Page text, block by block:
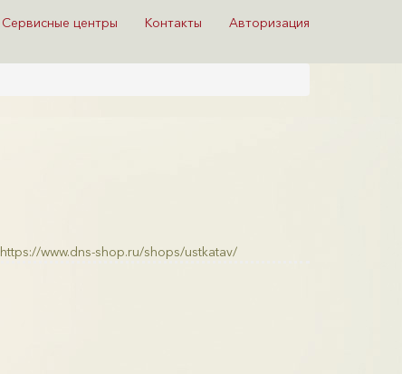
Сервисные центры Контакты Авторизация
https://www.dns-shop.ru/shops/ustkatav/